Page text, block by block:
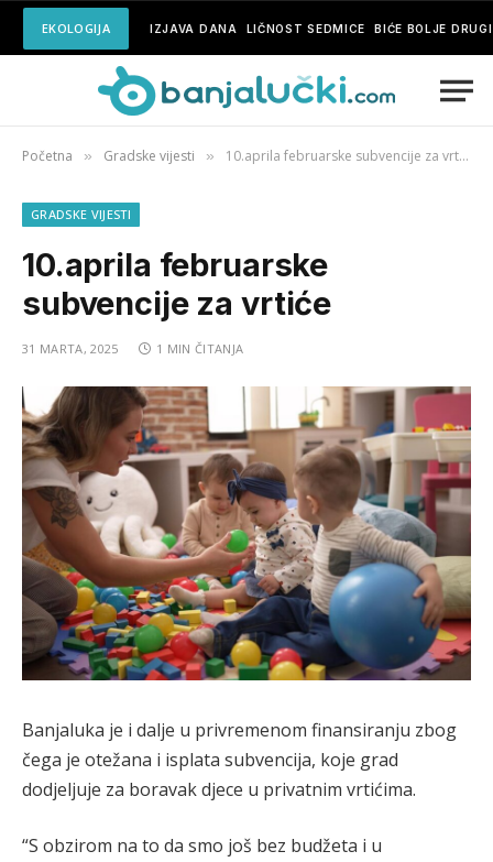
EKOLOGIJA IZJAVA DANA LIČNOST SEDMICE BIĆE BOLJE
Početna » Gradske vijesti » 10.aprila februarske subvencije za vrtiće
GRADSKE VIJESTI
10.aprila februarske
subvencije za vrtiće
31 MARTA, 2025 1 MIN ČITANJA
Banjaluka je i dalje u privremenom finansiranju zbog
čega je otežana i isplata subvencija, koje grad
dodjeljuje za boravak djece u privatnim vrtićima.
“S obzirom na to da smo još bez budžeta i u